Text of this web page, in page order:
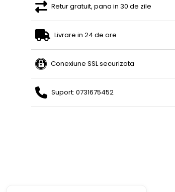
Retur gratuit, pana in 30 de zile
Livrare in 24 de ore
Conexiune SSL securizata
Suport: 0731675452